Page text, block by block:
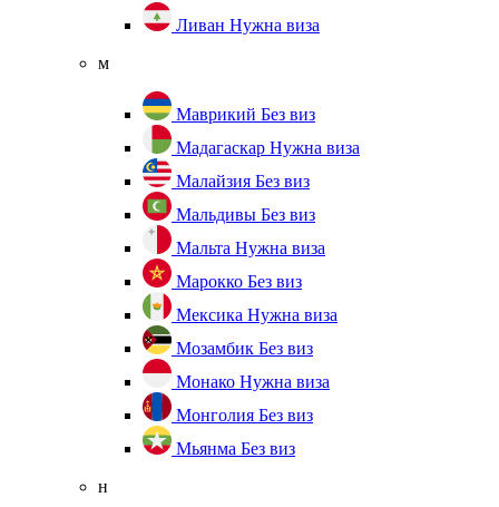
Ливан Нужна виза
м
Маврикий Без виз
Мадагаскар Нужна виза
Малайзия Без виз
Мальдивы Без виз
Мальта Нужна виза
Марокко Без виз
Мексика Нужна виза
Мозамбик Без виз
Монако Нужна виза
Монголия Без виз
Мьянма Без виз
н